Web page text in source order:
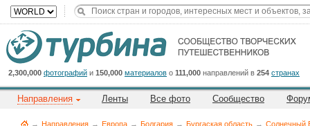
2,300,000 фотографий и 150,000 материалов о 111,000 направлений в 254 странах
Направления Ленты Все фото Сообщество
→ Направления → Европа → Болгария → Бургаская область → Солнечный
Cейчас
на
сайте:
Title